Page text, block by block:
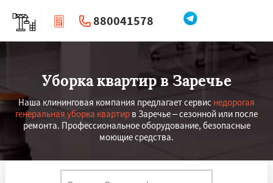
880041578
| Перезвоните мне
Уборка квартир в Заречье
Наша клининговая компания предлагает сервис недорогая
генеральная уборка квартир в Заречье – сезонной или после
ремонта. Профессиональное оборудование, безопасные
моющие средства.